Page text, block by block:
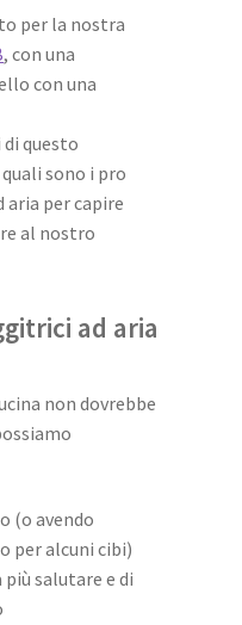
per la nostra
, con una
con una
questo
sono i pro
per capire
al nostro
ad aria
non dovrebbe
(o avendo
per alcuni cibi)
salutare e di